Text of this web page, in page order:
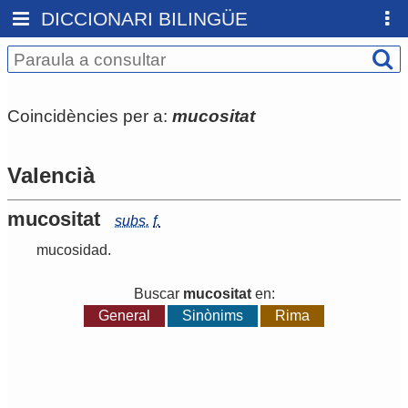
DICCIONARI BILINGÜE
Coincidències per a: mucositat
Valencià
mucositat subs. f.
mucosidad.
Buscar mucositaten:
General
Sinònims Rima